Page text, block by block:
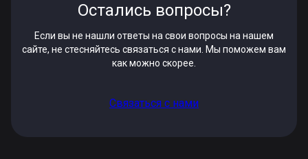
Остались вопросы?
Если вы не нашли ответы на свои вопросы на нашем
сайте, не стесняйтесь связаться с нами. Мы поможем вам
как можно скорее.
Связаться с нами